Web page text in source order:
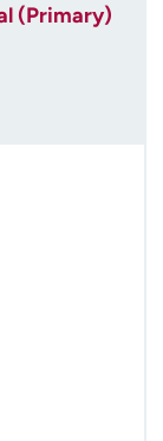
(Primary)